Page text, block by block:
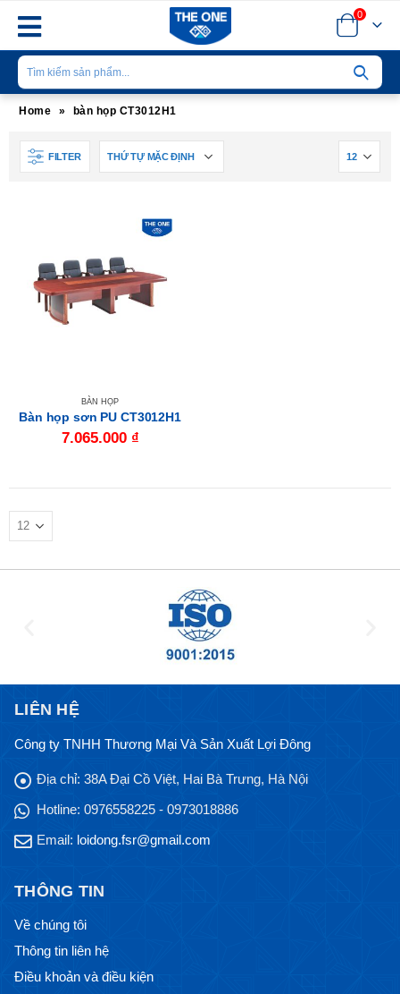
0
Home » bàn họp CT3012H1
FILTER
BÀN HỌP
Bàn họp sơn PU CT3012H1
7.065.000 ₫
LIÊN HỆ
Công ty TNHH Thương Mại Và Sản Xuất Lợi Đông
Địa chỉ: 38A Đại Cồ Việt, Hai Bà Trưng, Hà Nội
Hotline: 0976558225 - 0973018886
Email: loidong.fsr@gmail.com
THÔNG TIN
Về chúng tôi
Thông tin liên hệ
Điều khoản và điều kiện